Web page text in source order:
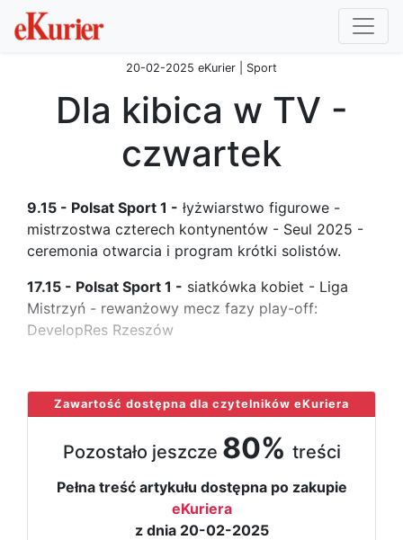
20-02-2025 eKurier | Sport
Dla kibica w TV -
czwartek
9.15 - Polsat Sport 1 - łyżwiarstwo figurowe -
mistrzostwa czterech kontynentów - Seul 2025 -
ceremonia otwarcia i program krótki solistów.
17.15 - Polsat Sport 1 - siatkówka kobiet - Liga
Mistrzyń - rewanżowy mecz fazy play-off:
DevelopRes Rzeszów
Zawartość dostępna dla czytelników eKuriera
Pozostało jeszcze 80% treści
Pełna treść artykułu dostępna po zakupie
eKuriera
z dnia 20-02-2025